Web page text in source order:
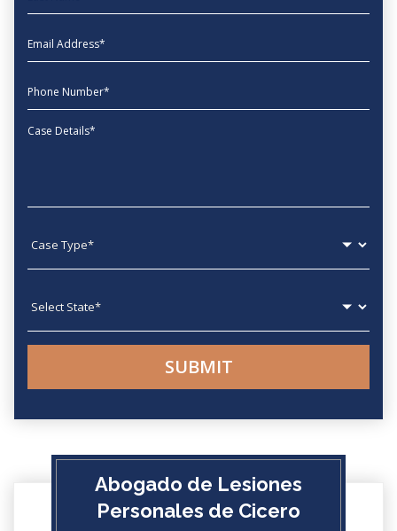
EmailAddress
phone
Message
Abogado de Lesiones
Personales de Cicero